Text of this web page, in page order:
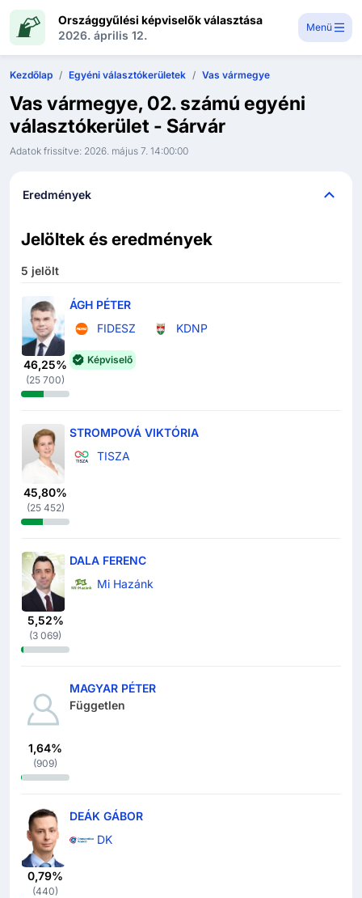
Országgyűlési képviselők választása
2026. április 12.
Menü
Kezdőlap Egyéni választókerületek Vas vármegye
Vas vármegye, 02. számú egyéni
választókerület - Sárvár
Adatok frissítve: 2026. május 7. 14:00:00
Eredmények
Jelöltek és eredmények
5 jelölt
46,25%
(25 700)
ÁGH PÉTER
FIDESZ
KDNP
Képviselő
45,80%
(25 452)
STROMPOVÁ VIKTÓRIA
TISZA
5,52%
(3 069)
DALA FERENC
Mi Hazánk
1,64%
(909)
MAGYAR PÉTER
Független
0,79%
(440)
DEÁK GÁBOR
DK